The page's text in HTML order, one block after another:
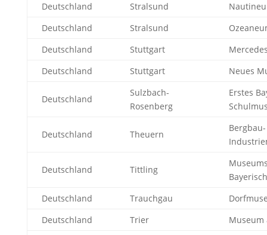
Deutschland
Stralsund
Deutschland
Stralsund
Deutschland
Stuttgart
Deutschland
Stuttgart Neues
Deutschland
Sulzbach-
Rosenberg
Erstes
Deutschland Theuern
Deutschland Tittling
Deutschland
Trauchgau
Deutschland
Trier Museum